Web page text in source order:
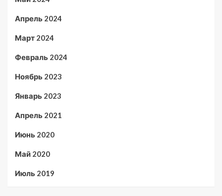
Апрель 2024
Март 2024
Февраль 2024
Ноябрь 2023
Январь 2023
Апрель 2021
Июнь 2020
Май 2020
Июль 2019